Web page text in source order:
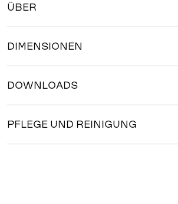
ÜBER
DIMENSIONEN
DOWNLOADS
PFLEGE UND REINIGUNG